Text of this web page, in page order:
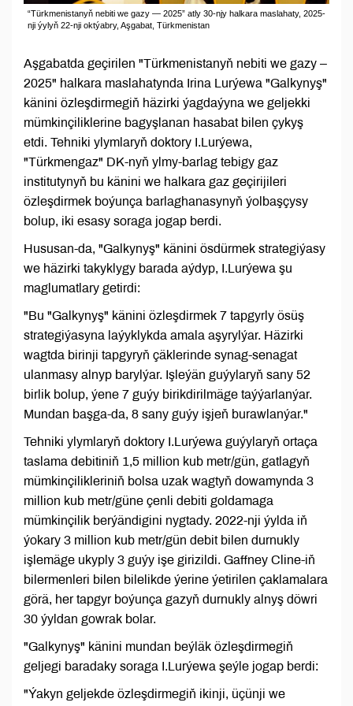
“Türkmenistanyň nebiti we gazy — 2025” atly 30-njy halkara maslahaty, 2025-
nji ýylyň 22-nji oktýabry, Aşgabat, Türkmenistan
Aşgabatda geçirilen "Türkmenistanyň nebiti we gazy –
2025" halkara maslahatynda Irina Lurýewa "Galkynyş"
känini özleşdirmegiň häzirki ýagdaýyna we geljekki
mümkinçiliklerine bagyşlanan hasabat bilen çykyş
etdi. Tehniki ylymlaryň doktory I.Lurýewa,
"Türkmengaz" DK-nyň ylmy-barlag tebigy gaz
institutynyň bu känini we halkara gaz geçirijileri
özleşdirmek boýunça barlaghanasynyň ýolbaşçysy
bolup, iki esasy soraga jogap berdi.
Hususan-da, "Galkynyş" känini ösdürmek strategiýasy
we häzirki takyklygy barada aýdyp, I.Lurýewa şu
maglumatlary getirdi:
"Bu "Galkynyş" känini özleşdirmek 7 tapgyrly ösüş
strategiýasyna laýyklykda amala aşyrylýar. Häzirki
wagtda birinji tapgyryň çäklerinde synag-senagat
ulanmasy alnyp barylýar. Işleýän guýylaryň sany 52
birlik bolup, ýene 7 guýy birikdirilmäge taýýarlanýar.
Mundan başga-da, 8 sany guýy işjeň burawlanýar."
Tehniki ylymlaryň doktory I.Lurýewa guýylaryň ortaça
taslama debitiniň 1,5 million kub metr/gün, gatlagyň
mümkinçilikleriniň bolsa uzak wagtyň dowamynda 3
million kub metr/güne çenli debiti goldamaga
mümkinçilik berýändigini nygtady. 2022-nji ýylda iň
ýokary 3 million kub metr/gün debit bilen durnukly
işlemäge ukyply 3 guýy işe girizildi. Gaffney Cline-iň
bilermenleri bilen bilelikde ýerine ýetirilen çaklamalara
görä, her tapgyr boýunça gazyň durnukly alnyş döwri
30 ýyldan gowrak bolar.
"Galkynyş" känini mundan beýläk özleşdirmegiň
geljegi baradaky soraga I.Lurýewa şeýle jogap berdi:
"Ýakyn geljekde özleşdirmegiň ikinji, üçünji we